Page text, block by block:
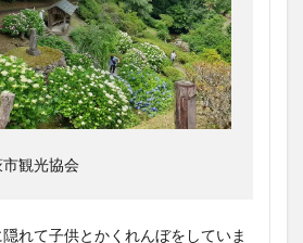
観光協会
れて子供とかくれんぼをしていま